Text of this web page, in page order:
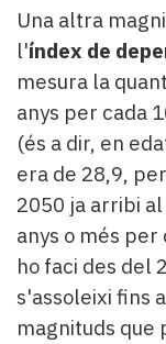
Una altra
l'índex de
mesura la
anys per cada
(és a dir, en
era de 28,9,
2050 ja arribi
anys o més per
ho faci des del
s'assoleixi fins
magnituds que